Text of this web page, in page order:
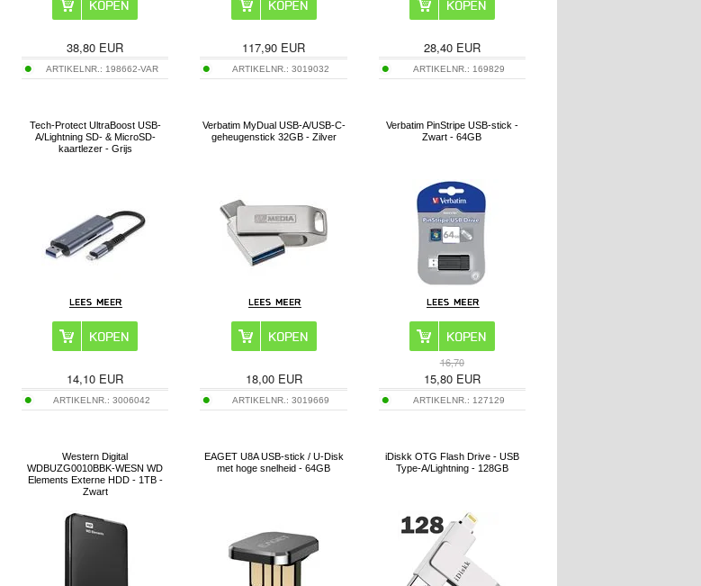
38,80 EUR
ARTIKELNR.: 198662-VAR
117,90 EUR
ARTIKELNR.: 3019032
28,40EUR
ARTIKELNR.: 169829
Tech-Protect UltraBoost USB-
A/Lightning SD- & MicroSD-
kaartlezer - Grijs
14,10 EUR
ARTIKELNR.:3006042
Verbatim MyDual USB-A/USB-C-
geheugenstick 32GB - Zilver
18,00EUR
ARTIKELNR.: 3019669
Verbatim PinStripe USB-stick -
Zwart - 64GB
16,70
15,80EUR
ARTIKELNR.: 127129
Western Digital
WDBUZG0010BBK-WESN WD
Elements Externe HDD - 1TB -
Zwart
EAGET U8A USB-stick / U-Disk
met hoge snelheid - 64GB
iDiskk OTG Flash Drive - USB
Type-A/Lightning - 128GB